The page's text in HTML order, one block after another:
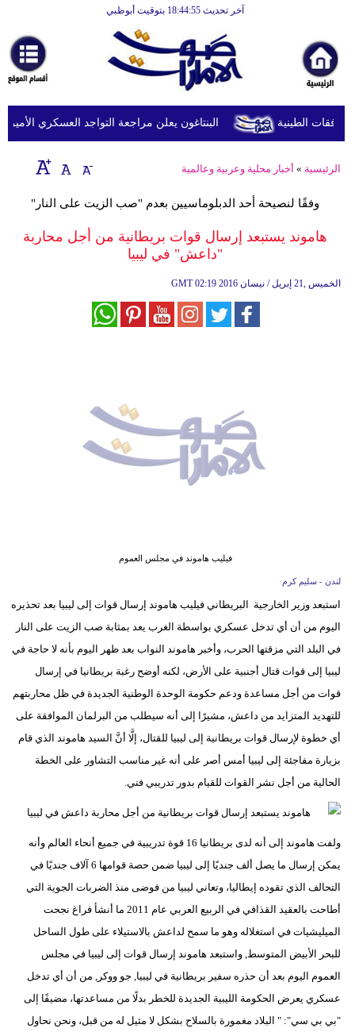
آخر تحديث 18:44:55 بتوقيت أبوظبي
أخبارعاجلة
رياضة
ثقافة
إقتصاد
وموسيقى
أزياء
علوم
وتكنولوجيا
مدوَّنات
أبراج
البنتاغون يعلن مراجعة التواجد العسكري الأميركي
الرئيسية » أخبار محلية وعربية وعالمية
وفقًا لنصيحة أحد الدبلوماسيين بعدم "صب الزيت على النار"
هاموند يستبعد إرسال قوات بريطانية من أجل محاربة
"داعش" في ليبيا
GMT 02:19 2016 الخميس ,21 إبريل / نيسان
فيليب هاموند في مجلس العموم
لندن - سليم كرم
استبعد وزير الخارجية البريطاني فيليب هاموند إرسال قوات إلى ليبيا بعد تحذيره
اليوم من أن أي تدخل عسكري بواسطة الغرب يعد بمثابة صب الزيت على النار
في البلد التي مزقتها الحرب، وأخبر هاموند النواب بعد ظهر اليوم بأنه لا حاجة في
ليبيا إلى قوات قتال أجنبية على الأرض، لكنه أوضح رغبة بريطانيا في إرسال
قوات من أجل مساعدة ودعم حكومة الوحدة الوطنية الجديدة في ظل محاربتهم
للتهديد المتزايد من داعش، مشيرًا إلى أنه سيطلب من البرلمان الموافقة على
أي خطوة لإرسال قوات بريطانية إلى ليبيا للقتال، إلَّا أنَّ السيد هاموند الذي قام
بزيارة مفاجئة إلى ليبيا أمس أصر على أنه غير مناسب التشاور على الخطة
الحالية من أجل نشر القوات للقيام بدور تدريبي فني.
ولفت هاموند إلى أنه لدى بريطانيا 16 قوة تدريبية في جميع أنحاء العالم وأنه
يمكن إرسال ما يصل ألف جنديًا إلى ليبيا ضمن حصة قوامها 6 آلاف جنديًا في
التحالف الذي تقوده إيطاليا، وتعاني ليبيا من فوضى منذ الضربات الجوية التي
أطاحت بالعقيد القذافي في الربيع العربي عام 2011 ما أنشأ فراغ نجحت
الميليشيات في استغلاله وهو ما سمح لداعش بالاستيلاء على طول الساحل
للبحر الأبيض المتوسط, واستبعد هاموند إرسال قوات إلى ليبيا في مجلس
العموم اليوم بعد أن حذره سفير بريطانية في ليبيا, جو ووكر, من أن أي تدخل
عسكري يعرض الحكومة الليبية الجديدة للخطر بدلًا من مساعدتها، مضيفًا إلى
"بي بي سي": " البلاد مغمورة بالسلاح بشكل لا مثيل له من قبل، ونحن نحاول